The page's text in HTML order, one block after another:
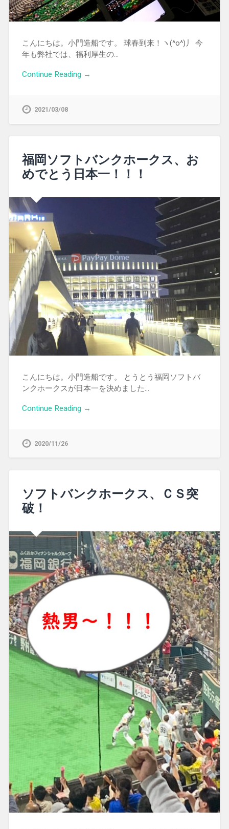
こんにちは。小門造船です。 球春到来！ヽ(^o^)丿 今
年も弊社では、福利厚生の…
Continue Reading →
2021/03/08
福岡ソフトバンクホークス、お
めでとう日本一！！！
こんにちは。小門造船です。 とうとう福岡ソフトバ
ンクホークスが日本一を決めました…
Continue Reading →
2020/11/26
ソフトバンクホークス、ＣＳ突
破！